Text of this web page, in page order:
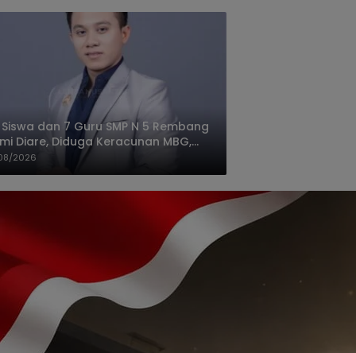
Siswa dan 7 Guru SMP N 5 Rembang
Diare, Diduga Keracunan MBG,
Harus Tanggung Jawab
2026